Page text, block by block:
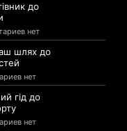
до
нет
шлях до
нет
гід до
нет